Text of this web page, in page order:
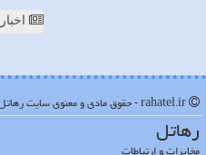
رهاتل